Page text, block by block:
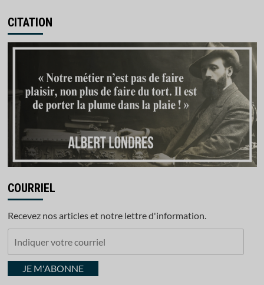
CITATION
COURRIEL
Recevez nos articles et notre lettre d'information.
courrielJE M'ABONNE